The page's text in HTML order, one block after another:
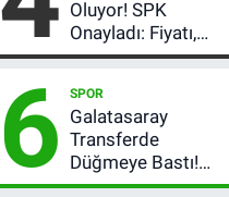
Oluyor! SPK
Onayladı: Fiyatı,
Lot Sayısı ve
Tarihi
6 SPOR
Galatasaray
Transferde
Düğmeye Bastı!
Leao, Camavinga